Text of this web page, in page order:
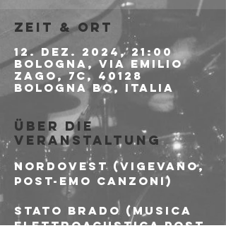
Zeit & Ort
12. Dez. 2024, 21:00
Bologna, Via Emilio
Zago, 7c, 40128
Bologna BO, Italia
Über die
Veranstaltung
NORDOVEST (Vigevano,
post-emo canzoni)
STATO BRADO (musica
elettroacustica post